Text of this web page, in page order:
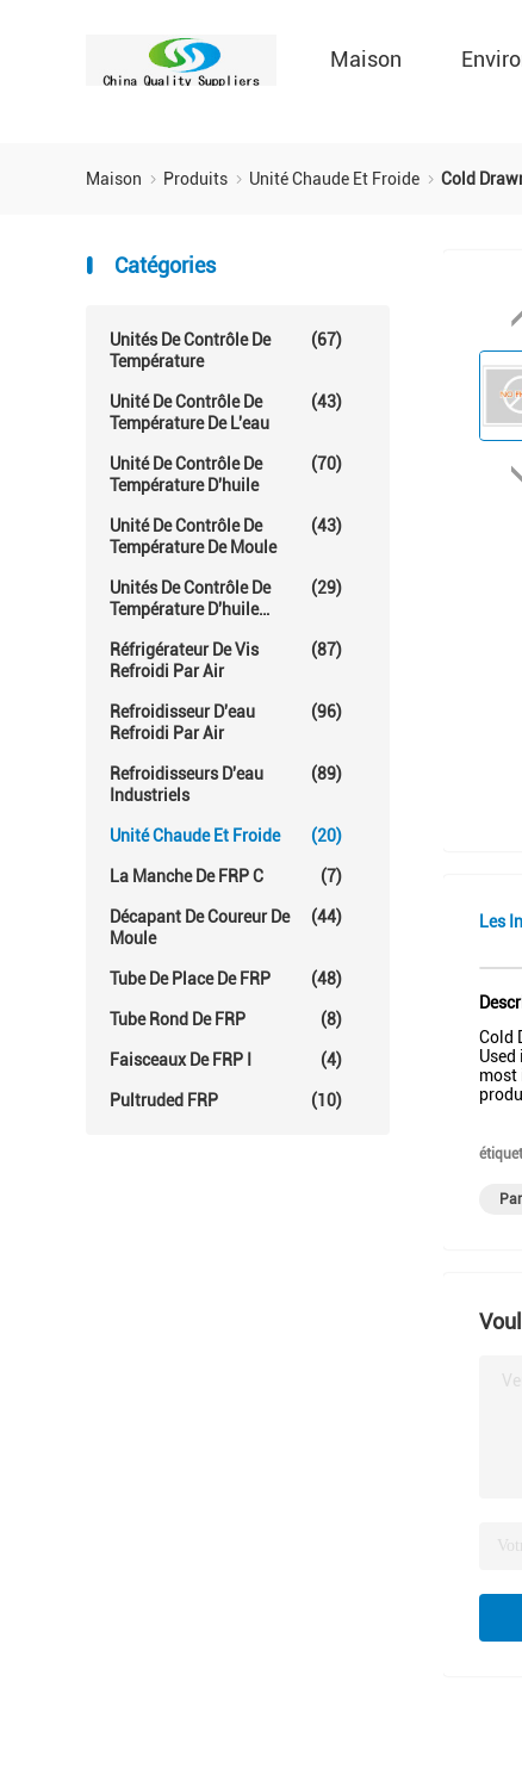
Maison
Maison Produits Unité Chaude Et Froide Cold
Catégories
Unités De Contrôle De
Température
(67)
Unité De Contrôle De
Température De L'eau
(43)
Unité De Contrôle De
Température D'huile
(70)
Unité De Contrôle De
Température De Moule
(43)
Unités De Contrôle De
Température D'huile
(29)
Réfrigérateur De Vis
Refroidi Par Air
(87)
Refroidisseur D'eau
Refroidi Par Air
(96)
Refroidisseurs D'eau
Industriels
(89)
Unité Chaude Et Froide (20)
La Manche De FRP C (7)
Décapant De Coureur De
Moule
(44)
Tube De Place De FRP (48)
Tube Rond De FRP (8)
Faisceaux De FRP I (4)
Pultruded FRP (10)
Les
Cold
most